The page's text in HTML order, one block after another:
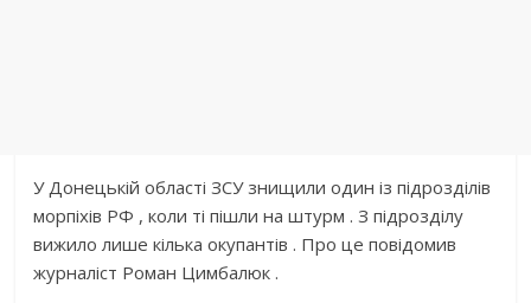
У Донецькій області ЗСУ знищили один із підрозділів
морпіхів РФ , коли ті пішли на штурм . З підрозділу
вижило лише кілька окупантів . Про це повідомив
журналіст Роман Цимбалюк .